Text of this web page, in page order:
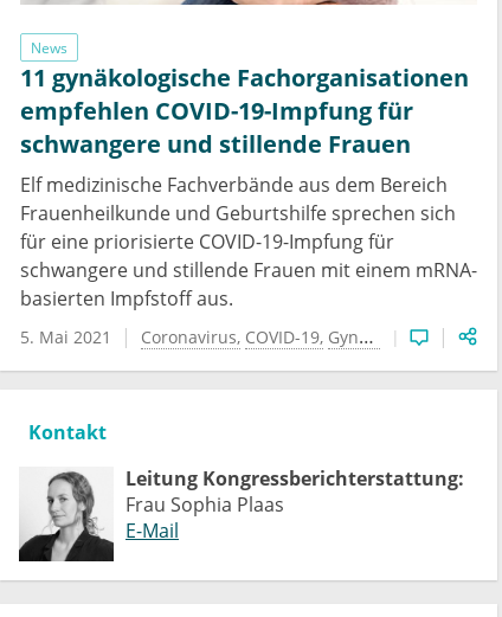
News
11 gynäkologische Fachorganisationen
empfehlen COVID-19-Impfung für
schwangere und stillende Frauen
Elf medizinische Fachverbände aus dem Bereich
Frauenheilkunde und Geburtshilfe sprechen sich
für eine priorisierte COVID-19-Impfung für
schwangere und stillende Frauen mit einem mRNA-
basierten Impfstoff aus.
5. Mai 2021 Coronavirus COVID-19 Gynäkologie Impfung
Kontakt
Leitung Kongressberichterstattung:
Frau Sophia Plaas
E-Mail